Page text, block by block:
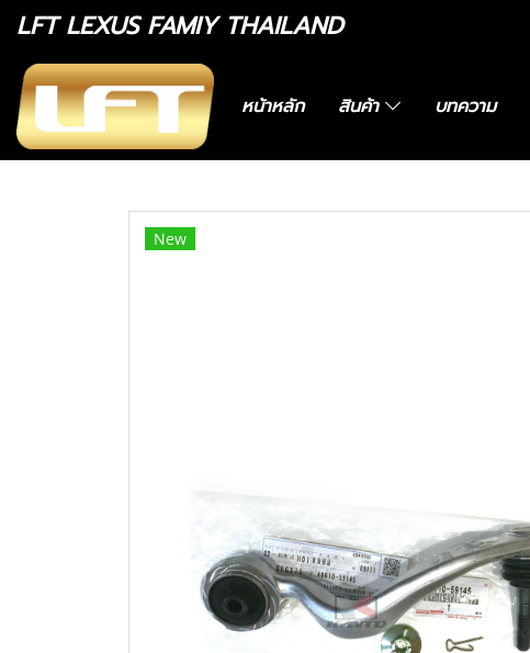
LFT LEXUS FAMIY THAILAND
หน้าหลัก สินค้า บทความ
New